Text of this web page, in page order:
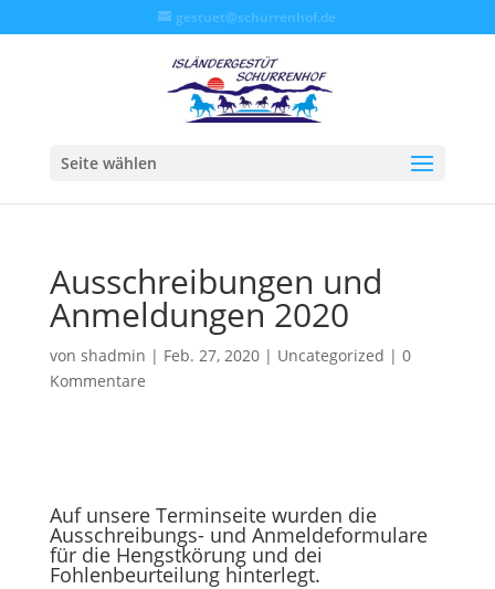
gestuet@schurrenhof.de
Seite wählen
Ausschreibungen und
Anmeldungen 2020
von shadmin | Feb. 27, 2020| Uncategorized | 0
Kommentare
Auf unsere Terminseite wurden die
Ausschreibungs- und Anmeldeformulare
für die Hengstkörung und dei
Fohlenbeurteilung hinterlegt.